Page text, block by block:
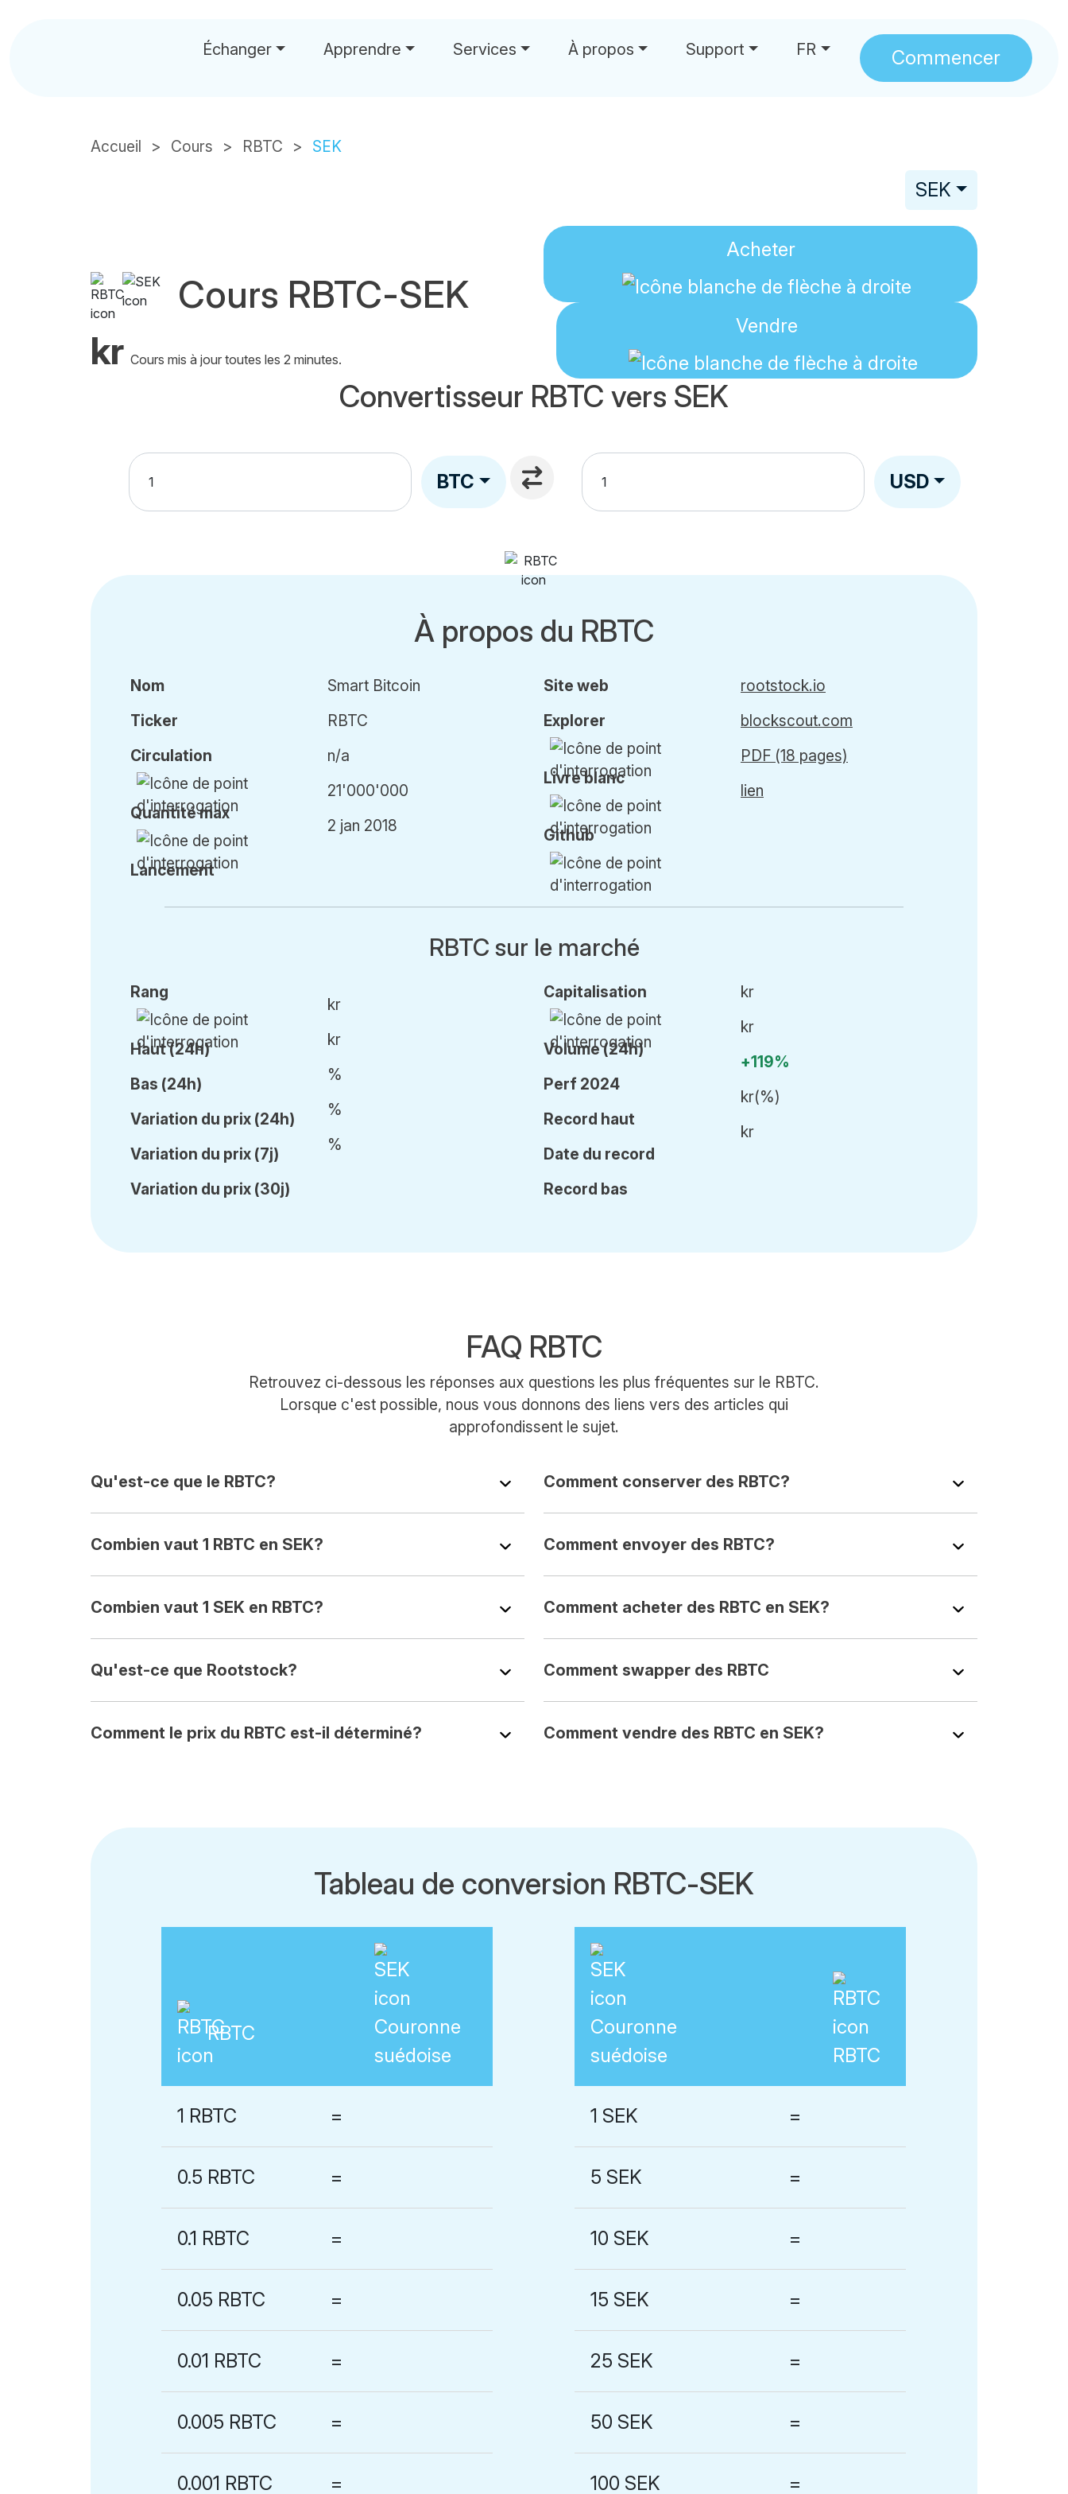
Échanger Apprendre Services À propos Support FR Commencer
Accueil Cours RBTC SEK
Cours RBTC-SEK
kr Cours mis à jour toutes les 2 minutes.
SEK
Acheter
Vendre
Convertisseur RBTC vers SEK
BTC USD
À propos du RBTC
Nom
Ticker
Circulation
Quantitémax
Lancement
Smart Bitcoin
RBTC
n/a
21'000'000
2 jan 2018
Site web
Explorer
Livre blanc
Github
rootstock.io
blockscout.com
PDF (18 pages)
lien
RBTC sur le marché
Rang
Haut (24h)
Bas (24h)
Variation du prix (24h)
Variation du prix (7j)
Variation du prix (30j)
kr
kr
%
%
%
Capitalisation
Volume (24h)
Perf 2024
Record haut
Date du record
Record bas
kr
kr
+119%
kr(%)
kr
FAQ RBTC
Retrouvez ci-dessous les réponses aux questions les plus fréquentes sur le RBTC.
Lorsque c'est possible, nous vous donnons des liens vers des articles qui
approfondissent le sujet.
Qu'est-ce que le RBTC?
Combien vaut 1 RBTC en SEK?
Combien vaut 1 SEK en RBTC?
Qu'est-ce que Rootstock?
Comment le prix du RBTC est-il déterminé?
Comment conserver des RBTC?
Comment envoyer des RBTC?
Comment acheter des RBTC en SEK?
Comment swapper des RBTC
Comment vendre des RBTC en SEK?
Tableau de conversion RBTC-SEK
RBTC
Couronne
suédoise
1 RBTC =
0.5 RBTC =
0.1 RBTC =
0.05 RBTC =
0.01 RBTC =
0.005 RBTC =
0.001 RBTC =
Couronne
suédoise
RBTC
1 SEK =
5 SEK =
10 SEK =
15 SEK =
25 SEK =
50 SEK =
100 SEK =